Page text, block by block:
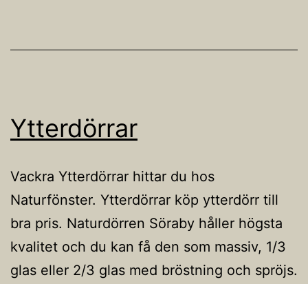
Ytterdörrar
Vackra Ytterdörrar hittar du hos
Naturfönster. Ytterdörrar köp ytterdörr till
bra pris. Naturdörren Söraby håller högsta
kvalitet och du kan få den som massiv, 1/3
glas eller 2/3 glas med bröstning och spröjs.